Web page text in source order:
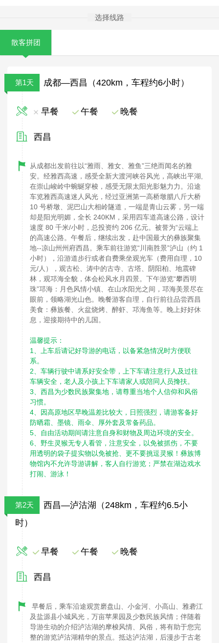
选择线路
散客拼团
第1天 成都—西昌（420km，车程约6小时）
早餐 午餐 晚餐
西昌
从成都出发前往以“雅雨、雅女、雅鱼”三绝而闻名的雅
安。经雅西高速，感受全新大渡河峡谷风光，高峡出平湖,
在崇山峻岭中蜿蜒穿梭，感受无限太阳光影魅力力。沿途
车览雅西高速迷人风光，经过亚洲第一高桥墩腊八斤大桥
10 号桥墩、泥巴山大相岭隧道，一端是青山云雾，另一端
却是阳光明媚，全长 240KM，采用四车道高速公路，设计
速度 80 千米/小时，总投资约 206 亿元。被誉为“云端上
的高速公路。午餐后，继续出发，赴中国最大的彝族聚集
地--凉山州州府西昌。乘车前往游览“川南胜景”泸山（约 1
小时），沿游道步行或者自费乘坐观光车（费用自理，10
元/人），观古松、涛中的古寺、古塔、阴阳柏、地震碑
林，观邛海全貌，体会松风水月四景。下午游览“攀西明
珠”邛海：月色风情小镇、在山水阳光之间，邛海美景尽在
眼前，领略湖光山色。晚餐游客自理，自行前往品尝西昌
美食：彝族餐、火盆烧烤、醉虾、邛海鱼等。晚上好好休
息，迎接期待中的儿国。
温馨提示：
1、上车后请记好导游的电话，以备紧急情况时方便联
系。
2、车辆行驶中请系好安全带，上下车请注意行人及过往
车辆安全，老人及小孩上下车请家人或陪同人员搀扶。
3、西昌为少数民族聚集地，请尊重当地个人信仰和风俗
习惯。
4、因高原地区早晚温差比较大，日照强烈，请游客备好
防晒霜、墨镜、雨伞、厚外套及常备药品。
5、自由活动期间请注意自身和财物及周边环境的安全。
6、野生灵猴无专人看管，注意安全，以免被抓伤，不要
用透明的袋子提实物以免被抢、更不要挑逗灵猴！彝族博
物馆内不允许导游讲解，客人自行游览；严禁在湖边戏水
打闹、游泳！
第2天
西昌—泸沽湖（248km，车程约6.5小
时）
早餐 午餐 晚餐
西昌
早餐后，乘车沿途观赏磨盘山、小金河、小高山、雅砻江
及盐源县小城风光，万亩苹果园及少数民族风情；伴随着
导游生动的介绍泸沽湖的摩梭风情、风俗，将有助于您完
整的游览泸沽湖精华的景点。抵达泸沽湖，后漫步于古老